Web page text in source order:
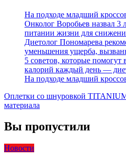
На подходе младший
Онколог Воробьев назвал 3
питании жизни для
Диетолог Пономарева
уменьшения ущерба,
5 советов, которые помогут
калорий каждый день —
На подходе младший
Оплетки со шнуровкой
материала
Вы пропустили
Новости